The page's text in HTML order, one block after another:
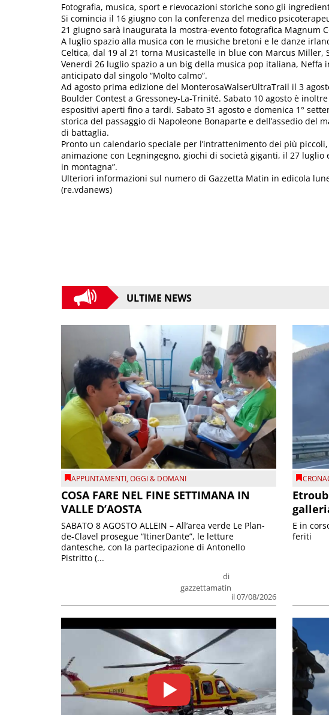
Fotografia, musica, sport e rievocazioni storiche sono gli
Si comincia il 16 giugno con la conferenza del medico
21 giugno sarà inaugurata la mostra-evento fotografica Magnum
A luglio spazio alla musica con le musiche bretoni e le danze
Celtica, dal 19 al 21 torna Musicastelle in blue con Marcus Miller,
Venerdì 26 luglio spazio a un big della musica pop italiana, Neffa
anticipato dal singolo “Molto calmo”.
Ad agosto prima edizione del MonterosaWalserUltraTrail il 3
Boulder Contest a Gressoney-La-Trinité. Sabato 10 agosto è
espositivi aperti fino a tardi. Sabato 31 agosto e domenica 1°
storica del passaggio di Napoleone Bonaparte e dell’assedio del
di battaglia.
Pronto un calendario speciale per l’intrattenimento dei più
animazione con Legningegno, giochi di società giganti, il 27
in montagna”.
Ulteriori informazioni sul numero di Gazzetta Matin in edicola
(re.vdanews)
ULTIME NEWS
APPUNTAMENTI,OGGI & DOMANI
COSA FARE NEL FINE SETTIMANA IN
VALLE D’AOSTA
di
gazzettamatin
il 07/08/2026
SABATO 8 AGOSTO ALLEIN – All’area verde Le Plan-
de-Clavel prosegue “ItinerDante”, le letture
dantesche, con la partecipazione di Antonello
Pistritto (...
E in
feriti